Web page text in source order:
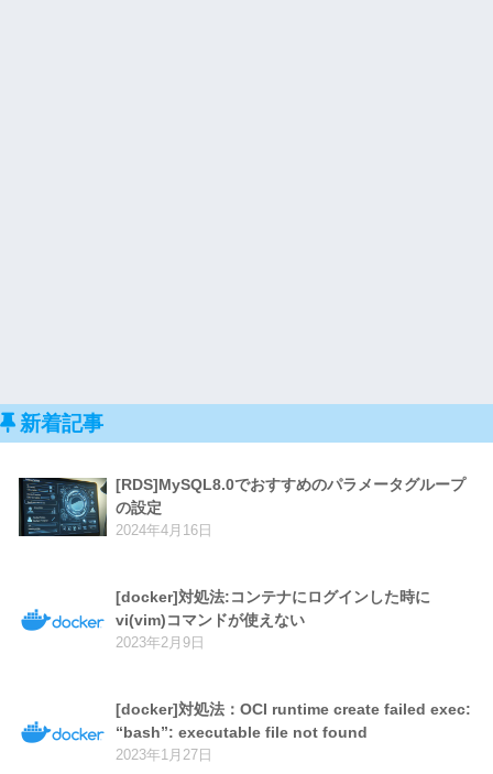
新着記事
[RDS]MySQL8.0でおすすめのパラメータグループ
の設定
2024年4月16日
[docker]対処法:コンテナにログインした時に
vi(vim)コマンドが使えない
2023年2月9日
[docker]対処法：OCI runtime create failed exec:
“bash”: executable file not found
2023年1月27日